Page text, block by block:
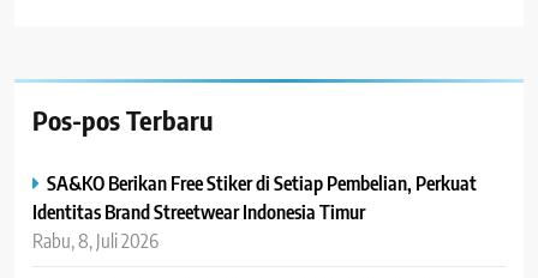
Pos-pos Terbaru
SA&KO Berikan Free Stiker di Setiap Pembelian, Perkuat
Identitas Brand Streetwear Indonesia Timur
Rabu, 8, Juli 2026